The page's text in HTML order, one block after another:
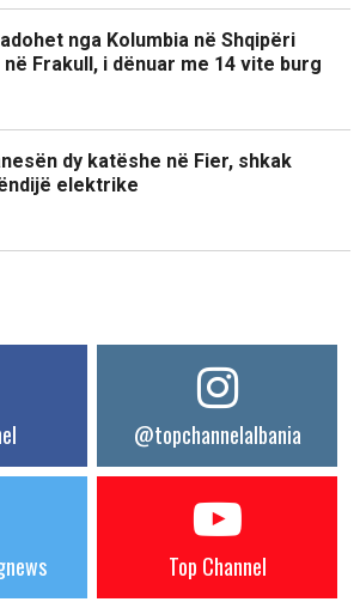
nga Kolumbia në Shqipëri
Frakull, i dënuar me 14 vite burg
dy katëshe në Fier, shkak
elektrike
@topchannelalbania
Top Channel